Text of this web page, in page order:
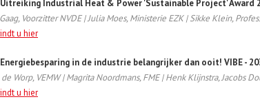
Industrial Heat & Power 'Sustainable Project' Award
Voorzitter NVDE | Julia Moes, Ministerie EZK | Sikke Klein,
u hier
in de industrie belangrijker dan ooit! VIBE -
Worp, VEMW | Magrita Noordmans, FME | Henk Klijnstra, Jacobs
u hier